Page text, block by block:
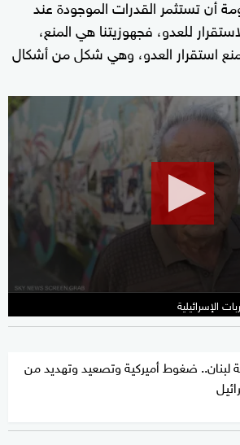
أن تستثمر القدرات الموجودة عند
للعدو، فجهوزيتنا هي المنع،
استقرار العدو، وهي شكل من أشكال
0
seconds
الإسرائيلية
لبنان.. ضغوط أميركية وتصعيد وتهديد من